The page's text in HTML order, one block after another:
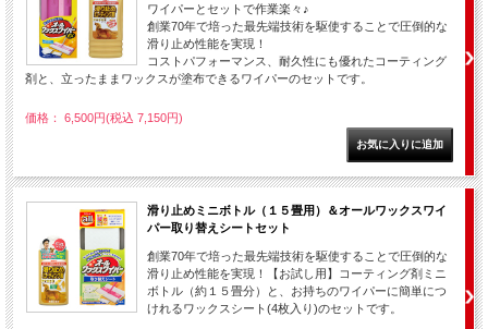
ワイパーとセットで作業楽々♪
創業70年で培った最先端技術を駆使することで圧倒的な
滑り止め性能を実現！
コストパフォーマンス、耐久性にも優れたコーティング
剤と、立ったままワックスが塗布できるワイパーのセットです。
価格： 6,500円(税込 7,150円)
滑り止めミニボトル（１５畳用）＆オールワックスワイ
パー取り替えシートセット
創業70年で培った最先端技術を駆使することで圧倒的な
滑り止め性能を実現！【お試し用】コーティング剤ミニ
ボトル（約１５畳分）と、お持ちのワイパーに簡単につ
けれるワックスシート(4枚入り)のセットです。